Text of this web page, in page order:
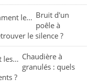
Bruit d'un
poêle à
le silence ?
Chaudière à
granulés : quels
?